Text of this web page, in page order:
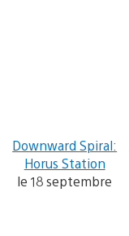
Downward Spiral:
Horus Station
le 18 septembre